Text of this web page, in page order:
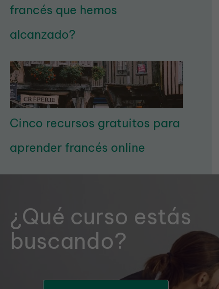
francés que hemos
alcanzado?
Cinco recursos gratuitos para
aprender francés online
¿Qué curso estás
buscando?